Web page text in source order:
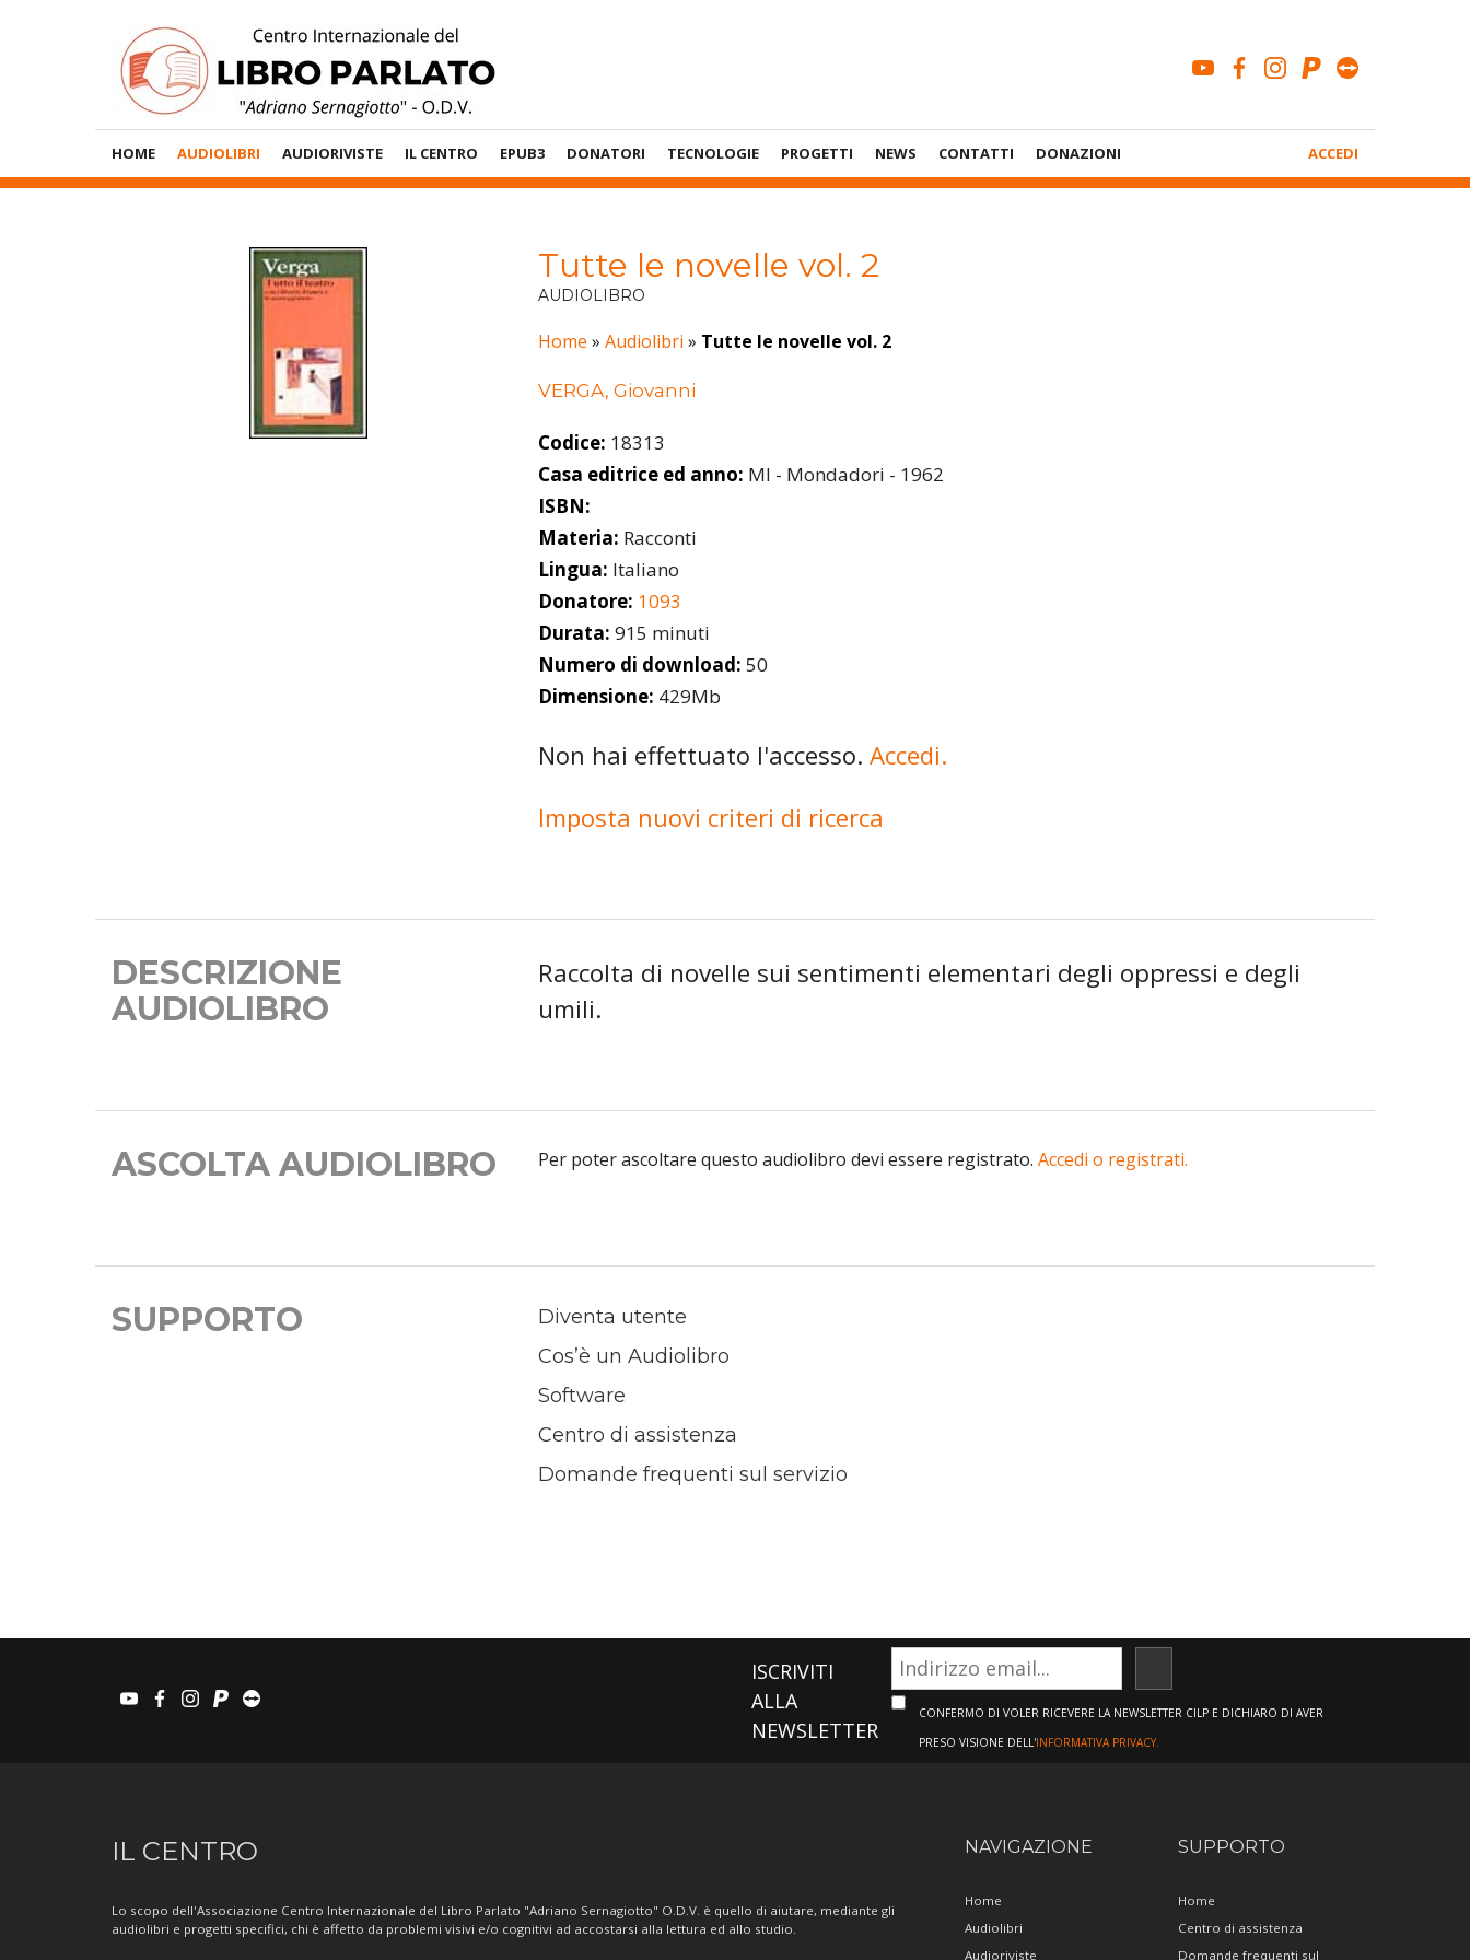
youtubefacebook
instagram
paypal
Menù
Principale
HOME AUDIOLIBRI AUDIORIVISTE IL CENTRO EPUB3 DONATORI TECNOLOGIE PROGETTI NEWS CONTATTI DONAZIONI
Account
ACCEDI
Tutte le novelle vol. 2
AUDIOLIBRO
Home » Audiolibri » Tutte le novelle vol. 2
VERGA, Giovanni
Codice: 18313
Casa editrice ed anno: MI - Mondadori - 1962
ISBN:
Materia: Racconti
Lingua: Italiano
Donatore: 1093
Durata: 915 minuti
Numero di download: 50
Dimensione: 429Mb
Non hai effettuato l'accesso. Accedi.
Imposta nuovi criteri di ricerca
DESCRIZIONE
AUDIOLIBRO
Raccolta di novelle sui sentimenti elementari degli oppressi e degli
umili.
ASCOLTA AUDIOLIBRO Per poter ascoltare questo audiolibro devi essere registrato. Accedi o registrati.
SUPPORTO
Diventa utente
Cos’è un Audiolibro
Software
Centro di assistenza
Domande frequenti sul servizio
youtubefacebook
instagram
paypalteamviewer
ISCRIVITI
ALLA
NEWSLETTER
CONFERMO DI VOLER RICEVERE LA NEWSLETTER CILP E DICHIARO DI AVER
PRESO VISIONE DELL'INFORMATIVA PRIVACY.
Informazioni
IL CENTRO
Lo scopo dell'Associazione Centro Internazionale del Libro Parlato "Adriano Sernagiotto" O.D.V. è quello di aiutare, mediante gli
audiolibri e progetti specifici, chi è affetto da problemi visivi e/o cognitivi ad accostarsi alla lettura ed allo studio.
NAVIGAZIONE
Home
Audiolibri
Audioriviste
SUPPORTO
Home
Centro di assistenza
Domande frequenti sul